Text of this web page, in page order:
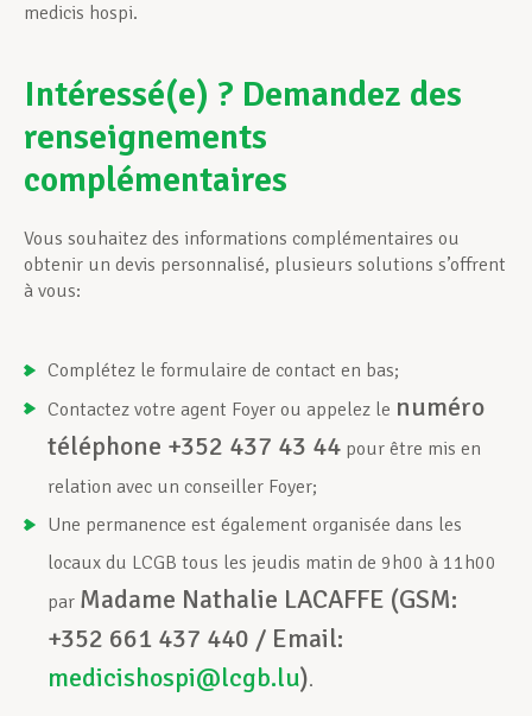
medicis hospi.
Intéressé(e) ? Demandez des
renseignements
complémentaires
Vous souhaitez des informations complémentaires ou
obtenir un devis personnalisé, plusieurs solutions s’offrent
à vous:
Complétez le formulaire de contact en bas;
Contactez votre agent Foyer ou appelez le numéro
téléphone +352 437 43 44 pour être mis en
relation avec un conseiller Foyer;
Une permanence est également organisée dans les
locaux du LCGB tous les jeudis matin de 9h00 à 11h00
par Madame Nathalie LACAFFE (GSM:
+352 661 437 440 / Email:
medicishospi@lcgb.lu).